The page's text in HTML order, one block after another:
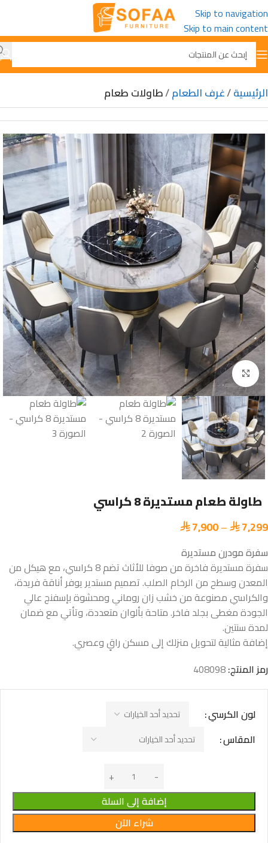
Skip to navigation
Skip to main content
الرئيسية غرف الطعام طاولات طعام
Click to enlarge
طاولة طعام مستديرة 8 كراسي
7,299
–
7,900
سفرة مودرن مستديرة
سفرة مستديرة فاخرة من صوفا للأثاث تضم 8 كراسي، مع هيكل من
المعدن وسطح من الرخام الصلب. تصميم مستدير يوفر أناقة فريدة،
والكراسي مصنوعة من خشب زان روماني ومحشوة بإسفنج عالي
الجودة مغطى بجلد فاخر. متاحة بألوان متعددة، وتأتي مع ضمان
لمدة سنتين.
إضافة مثالية لتحويل منزلك إلى مسكن راقٍ وعصري.
رمز المنتج:408098
لون الكرسي
المقاس
إضافة إلى السلة
شراء الآن